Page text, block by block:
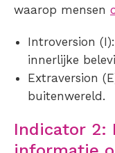
waarop mensen
Introversion
innerlijke
Extraversion
buitenwereld.
Indicator 2: